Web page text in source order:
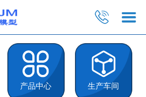
产品中心 生产车间